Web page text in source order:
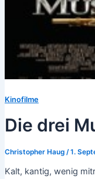
Kinofilme
Die drei
Christopher Haug /1.
Kalt, kantig, wenig